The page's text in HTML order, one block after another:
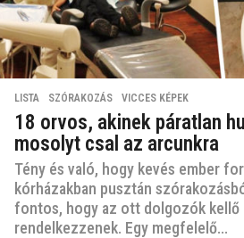
LISTA ,SZÓRAKOZÁS ,VICCES KÉPEK
18 orvos, akinek páratlan
mosolyt csal az arcunkra
Tény és való, hogy kevés ember
kórházakban pusztán
fontos, hogy az ott dolgozók kellő
rendelkezzenek. Egy megfelelő...